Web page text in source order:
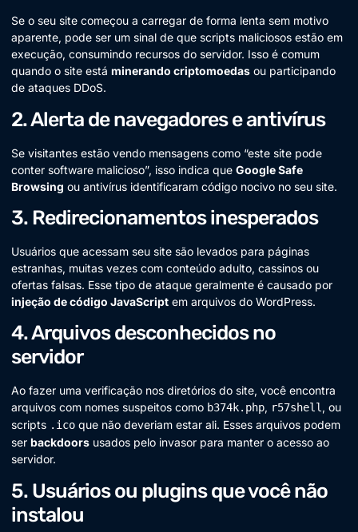
Se o seu site começou a carregar de forma lenta sem motivo
aparente, pode ser um sinal de que scripts maliciosos estão em
execução, consumindo recursos do servidor. Isso é comum
quando o site está minerando criptomoedas ou participando
de ataques DDoS.
2. Alerta de navegadores e antivírus
Se visitantes estão vendo mensagens como “este site pode
conter software malicioso”, isso indica que Google Safe
Browsing ou antivírus identificaram código nocivo no seu site.
3. Redirecionamentos inesperados
Usuários que acessam seu site são levados para páginas
estranhas, muitas vezes com conteúdo adulto, cassinos ou
ofertas falsas. Esse tipo de ataque geralmente é causado por
injeção de código JavaScript em arquivos do WordPress.
4. Arquivos desconhecidos no
servidor
Ao fazer uma verificação nos diretórios do site, você encontra
arquivos com nomes suspeitos como b374k.php, r57shell, ou
scripts .ico que não deveriam estar ali. Esses arquivos podem
ser backdoors usados pelo invasor para manter o acesso ao
servidor.
5. Usuários ou plugins que você não
instalou